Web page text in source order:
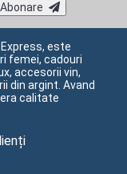
Abonare
este
femei, cadouri
accesorii vin,
din argint. Avand
calitate